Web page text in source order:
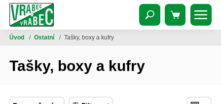
Úvod / Ostatní / Tašky, boxy a kufry
Tašky, boxy a kufry